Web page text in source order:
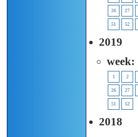
26 27
51 52
2019
week:
1 2
26 27
51 52
2018